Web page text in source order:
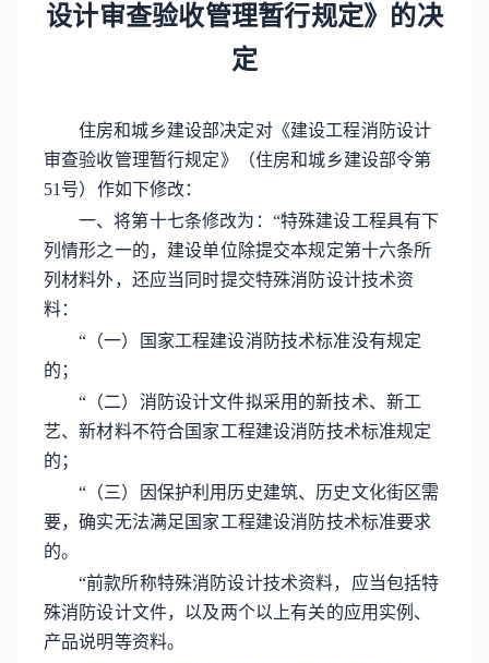
设计审查验收管理暂行规定》的决
定
住房和城乡建设部决定对《建设工程消防设计
审查验收管理暂行规定》（住房和城乡建设部令第
51号）作如下修改：
一、将第十七条修改为：“特殊建设工程具有下
列情形之一的，建设单位除提交本规定第十六条所
列材料外，还应当同时提交特殊消防设计技术资
料：
“（一）国家工程建设消防技术标准没有规定
的；
“（二）消防设计文件拟采用的新技术、新工
艺、新材料不符合国家工程建设消防技术标准规定
的；
“（三）因保护利用历史建筑、历史文化街区需
要，确实无法满足国家工程建设消防技术标准要求
的。
“前款所称特殊消防设计技术资料，应当包括特
殊消防设计文件，以及两个以上有关的应用实例、
产品说明等资料。